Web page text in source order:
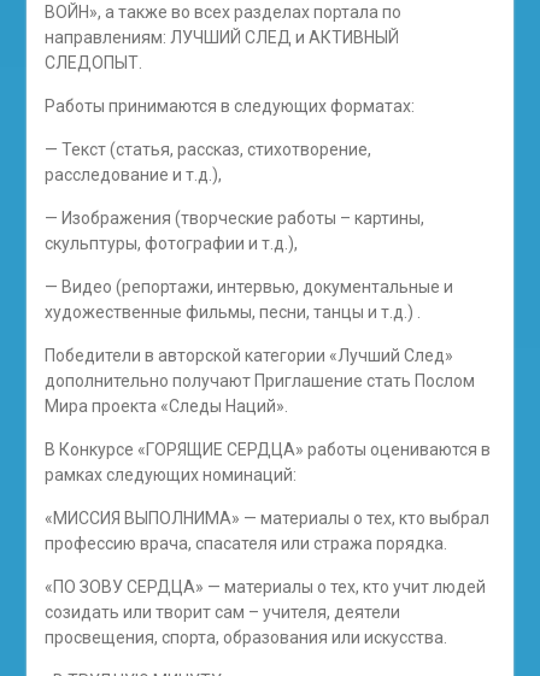
ВОЙН», а также во всех разделах портала по
направлениям: ЛУЧШИЙ СЛЕД и АКТИВНЫЙ
СЛЕДОПЫТ.
Работы принимаются в следующих форматах:
— Текст (статья, рассказ, стихотворение,
расследование и т.д.),
— Изображения (творческие работы – картины,
скульптуры, фотографии и т.д.),
— Видео (репортажи, интервью, документальные и
художественные фильмы, песни, танцы и т.д.) .
Победители в авторской категории «Лучший След»
дополнительно получают Приглашение стать Послом
Мира проекта «Следы Наций».
В Конкурсе «ГОРЯЩИЕ СЕРДЦА» работы оцениваются в
рамках следующих номинаций:
«МИССИЯ ВЫПОЛНИМА» — материалы о тех, кто выбрал
профессию врача, спасателя или стража порядка.
«ПО ЗОВУ СЕРДЦА» — материалы о тех, кто учит людей
созидать или творит сам – учителя, деятели
просвещения, спорта, образования или искусства.